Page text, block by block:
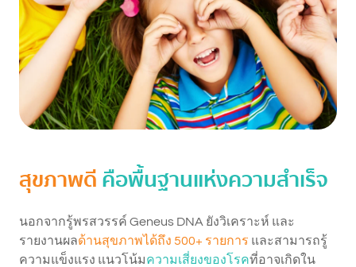
สุขภาพดีคือพื้นฐานแห่งความสำเร็จ
นอกจากรู้พรสวรรค์ Geneus DNA ยังวิเคราะห์ และ
รายงานผลด้านสุขภาพได้ถึง 500+ รายการ และสามารถรู้
ความแข็งแรง แนวโน้มความเสี่ยงของโรคที่อาจเกิดใน